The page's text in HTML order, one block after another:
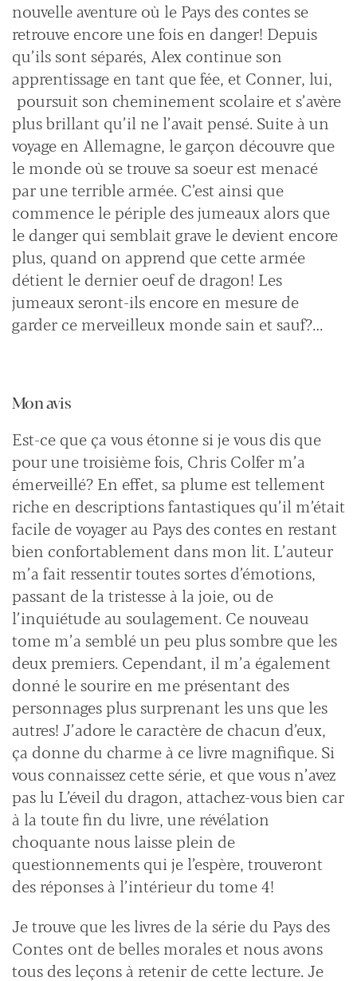
nouvelle aventure où le Pays des contes se
retrouve encore une fois en danger! Depuis
qu’ils sont séparés, Alex continue son
apprentissage en tant que fée, et Conner, lui,
poursuit son cheminement scolaire et s’avère
plus brillant qu’il ne l’avait pensé. Suite à un
voyage en Allemagne, le garçon découvre que
le monde où se trouve sa soeur est menacé
par une terrible armée. C’est ainsi que
commence le périple des jumeaux alors que
le danger qui semblait grave le devient encore
plus, quand on apprend que cette armée
détient le dernier oeuf de dragon! Les
jumeaux seront-ils encore en mesure de
garder ce merveilleux monde sain et sauf?…
Mon avis
Est-ce que ça vous étonne si je vous dis que
pour une troisième fois, Chris Colfer m’a
émerveillé? En effet, sa plume est tellement
riche en descriptions fantastiques qu’il m’était
facile de voyager au Pays des contes en restant
bien confortablement dans mon lit. L’auteur
m’a fait ressentir toutes sortes d’émotions,
passant de la tristesse à la joie, ou de
l’inquiétude au soulagement. Ce nouveau
tome m’a semblé un peu plus sombre que les
deux premiers. Cependant, il m’a également
donné le sourire en me présentant des
personnages plus surprenant les uns que les
autres! J’adore le caractère de chacun d’eux,
ça donne du charme à ce livre magnifique. Si
vous connaissez cette série, et que vous n’avez
pas lu L’éveil du dragon, attachez-vous bien car
à la toute fin du livre, une révélation
choquante nous laisse plein de
questionnements qui je l’espère, trouveront
des réponses à l’intérieur du tome 4!
Je trouve que les livres de la série du Pays des
Contes ont de belles morales et nous avons
tous des leçons à retenir de cette lecture. Je